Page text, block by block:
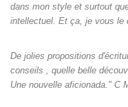
dans mon style et surtout
intellectuel. Et ça, je vous le
De jolies propositions
conseils , quelle belle
Une nouvelle aficionada." C